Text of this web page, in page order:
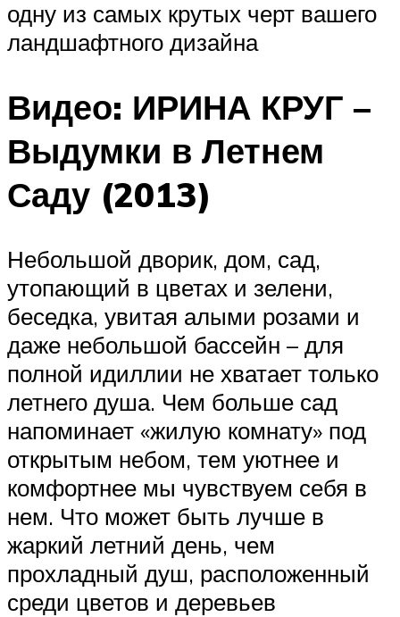
одну из самых крутых черт вашего
ландшафтного дизайна
Видео: ИРИНА КРУГ –
Выдумки в Летнем
Саду (2013)
Небольшой дворик, дом, сад,
утопающий в цветах и зелени,
беседка, увитая алыми розами и
даже небольшой бассейн – для
полной идиллии не хватает только
летнего душа. Чем больше сад
напоминает «жилую комнату» под
открытым небом, тем уютнее и
комфортнее мы чувствуем себя в
нем. Что может быть лучше в
жаркий летний день, чем
прохладный душ, расположенный
среди цветов и деревьев